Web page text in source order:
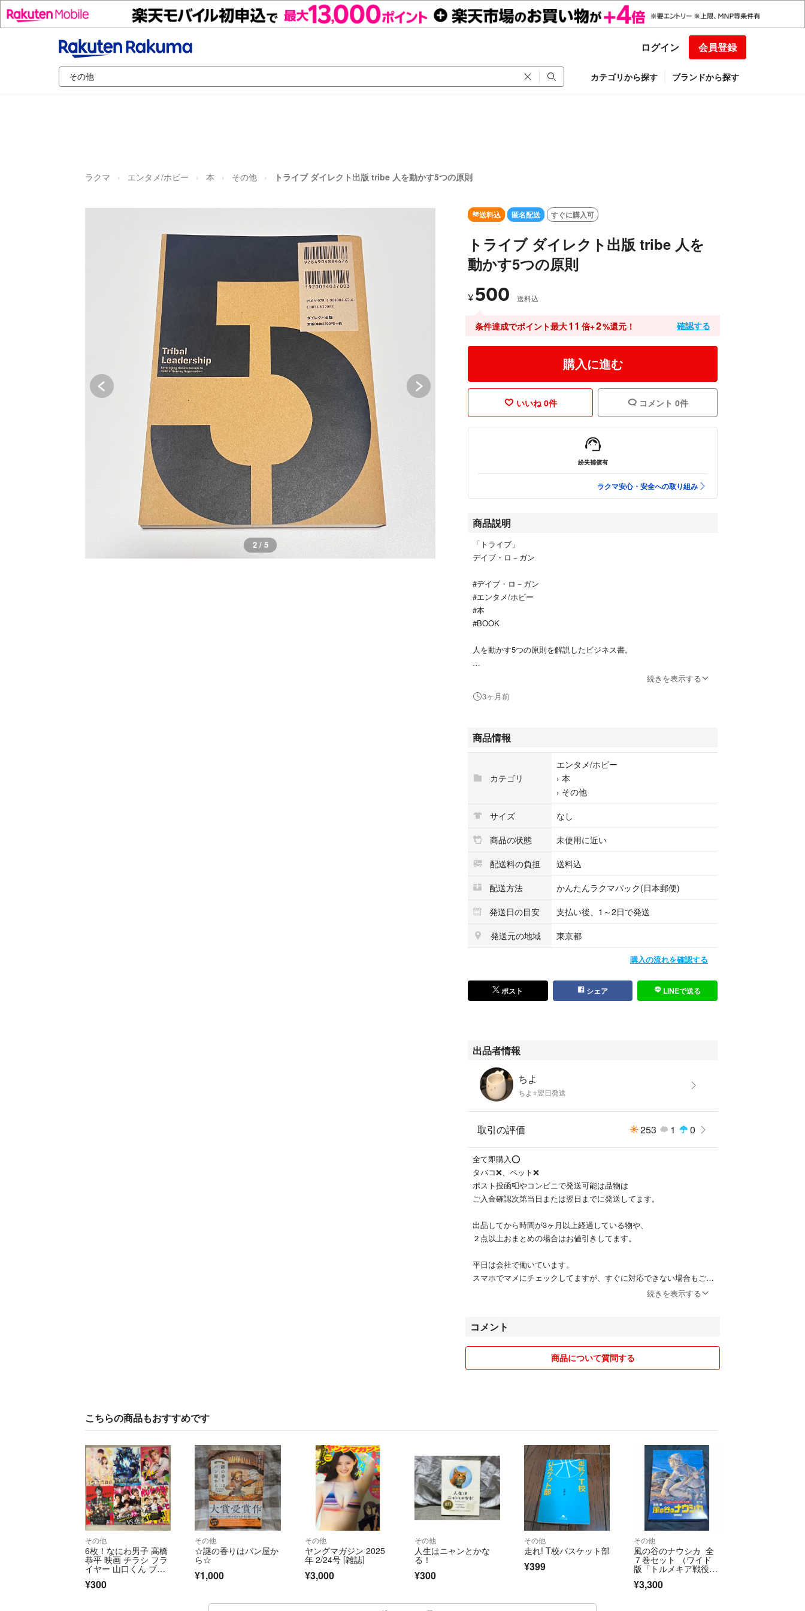
ログイン 会員登録
カテゴリから探す ブランドから探す
ラクマ エンタメ/ホビー 本 その他 トライブ ダイレクト出版 tribe 人を動かす5つの原則
3 / 5
送料込 匿名配送 すぐに購入可
トライブ ダイレクト出版 tribe 人を
動かす5つの原則
¥ 500 送料込
条件達成でポイント最大11 倍+2%還元！ 確認する
購入に進む
いいね 0件 コメント 0件
紛失補償有
ラクマ安心・安全への取り組み
商品説明
「トライブ」
デイブ・ロ－ガン
#デイブ・ロ－ガン
#エンタメ/ホビー
#本
#BOOK
人を動かす5つの原則を解説したビジネス書。
イト
- 出版社: ダイヤモンド社
ご覧いただきありがとうございます。
パラパラと見た程度で、書き込み等はありません。
カバーに多少のスレはありますが、中は比較的綺麗な状態です。
自宅保管の中古品であることをご理解の上、ご検討ください。
よろしくお願いいたします。
ご入金確認次第
翌日まで発送いたします。
続きを表示する
3ヶ月前
商品情報
カテゴリ
エンタメ/ホビー
› 本
› その他
サイズ
なし
商品の状態
未使用に近い
配送料の負担
送料込
配送方法
かんたんラクマパック(日本郵便)
発送日の目安
支払い後、1～2日で発送
発送元の地域
東京都
購入の流れを確認する
ポスト シェア LINEで送る
出品者情報
ちよ
ちよ⭐️翌日発送
取引の評価 253 1 0
全て即購入⭕️
タバコ❌、ペット❌
ポスト投函📮やコンビニで発送可能は品物は
ご入金確認次第当日または翌日までに発送してます。
出品してから時間が3ヶ月以上経過している物や、
２点以上おまとめの場合はお値引きしてます。
平日は会社で働いています。
スマホでマメにチェックしてますが、すぐに対応できない場合もござ
続きを表示する
コメント
商品について質問する
こちらの商品もおすすめです
その他
6枚！なにわ男子 高橋
恭平 映画 チラシ フラ
イヤー 山口くん ブル
ーロック
¥300
その他
☆謎の香りはパン屋か
ら☆
¥1,000
その他
ヤングマガジン 2025
年 2/24号 [雑誌]
¥3,000
その他
人生はニャンとかな
る！
¥300
その他
走れ! T校バスケット部
¥399
その他
風の谷のナウシカ 全
７巻セット （ワイド
版「トルメキア戦役バ
ージョン」） 宮崎駿
¥3,300